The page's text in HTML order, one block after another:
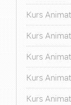
Kurs
Kurs
Kurs
Kurs
Kurs